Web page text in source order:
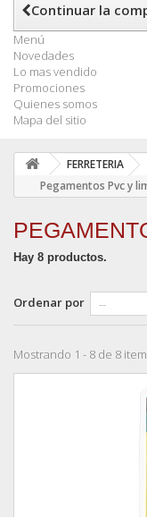
Continuar la
Menú
Novedades
Lo mas vendido
Promociones
Quienes somos
Mapa del sitio
FERRETERIA
Pegamentos Pvc y
Hay 8 productos.
Ordenar por
Mostrando 1 - 8 de 8